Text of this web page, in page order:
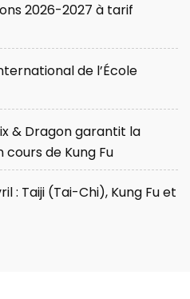
2026-2027 à tarif
de l’École
& Dragon garantit la
de Kung Fu
: Taiji (Tai-Chi), Kung Fu et